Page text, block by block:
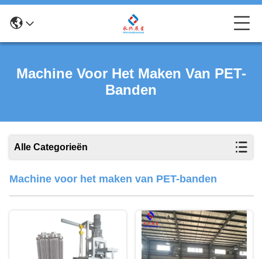
Machine Voor Het Maken Van PET-
Banden
Alle Categorieën
Machine voor het maken van PET-banden